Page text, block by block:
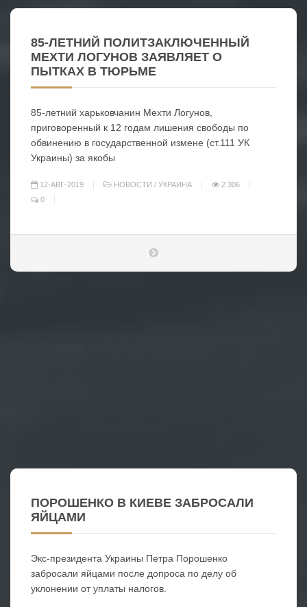
85-ЛЕТНИЙ ПОЛИТЗАКЛЮЧЕННЫЙ
МЕХТИ ЛОГУНОВ ЗАЯВЛЯЕТ О
ПЫТКАХ В ТЮРЬМЕ
85-летний харьковчанин Мехти Логунов,
приговоренный к 12 годам лишения свободы по
обвинению в государственной измене (ст.111 УК
Украины) за якобы
12-АВГ-2019 НОВОСТИ / УКРАИНА
2 306
0
ПОРОШЕНКО В КИЕВЕ ЗАБРОСАЛИ
ЯЙЦАМИ
Экс-президента Украины Петра Порошенко
забросали яйцами после допроса по делу об
уклонении от уплаты налогов.